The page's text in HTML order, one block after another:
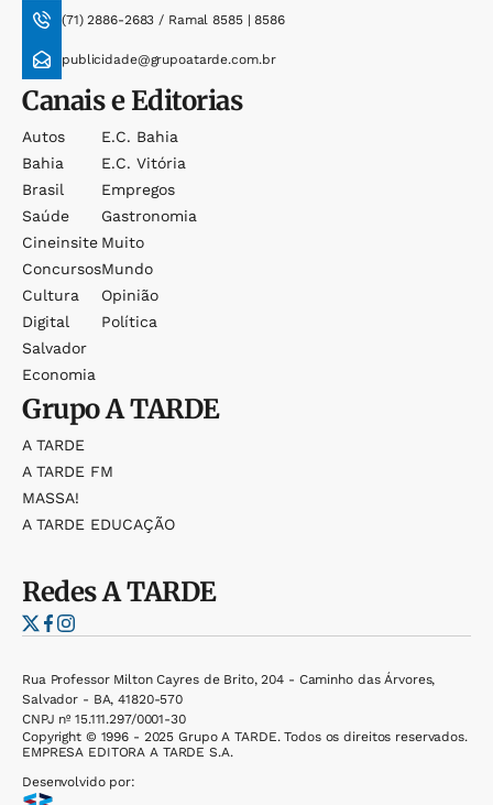
(71) 2886-2683 / Ramal 8585 | 8586
publicidade@grupoatarde.com.br
Canais e Editorias
Autos
Bahia
Brasil
Saúde
Cineinsite
Concursos
Cultura
Digital
Salvador
Economia
E.c. Bahia
E.c. Vitória
Empregos
Gastronomia
Muito
Mundo
Opinião
Política
GrupoA TARDE
A TARDE
A TARDE FM
MASSA!
A TARDE EDUCAÇÃO
RedesA TARDE
Rua Professor Milton Cayres de Brito, 204 - Caminho das Árvores,
Salvador - BA, 41820-570
CNPJ nº 15.111.297/0001-30
Copyright © 1996 - 2025 Grupo A TARDE. Todos os direitos reservados.
EMPRESA EDITORA A TARDE S.A.
Desenvolvido por: